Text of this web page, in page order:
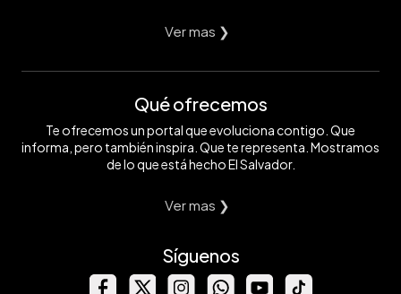
Ver mas ❯
Qué ofrecemos
Te ofrecemos un portal que evoluciona contigo. Que
informa, pero también inspira. Que te representa. Mostramos
de lo que está hecho El Salvador.
Ver mas ❯
Síguenos